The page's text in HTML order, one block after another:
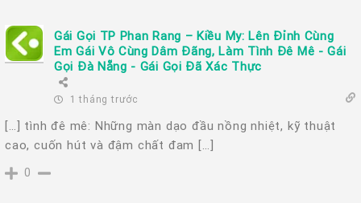
Gái Gọi TP Phan Rang – Kiều My: Lên Đỉnh Cùng
Em Gái Vô Cùng Dâm Đãng, Làm Tình Đê Mê - Gái
Gọi Đà Nẵng - Gái Gọi Đã Xác Thực
1 tháng trước
[…] tình đê mê: Những màn dạo đầu nồng nhiệt, kỹ thuật
cao, cuốn hút và đậm chất đam […]
0